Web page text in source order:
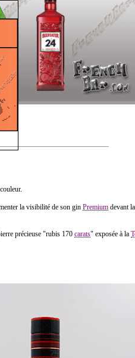
la visibilité de son gin Premium devant
précieuse "rubis 170 carats" exposée à la